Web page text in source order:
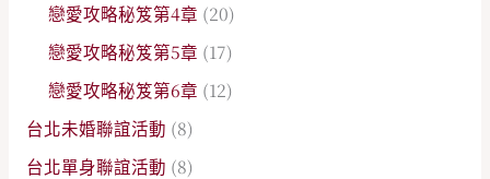
戀愛攻略秘笈第4章 (20)
戀愛攻略秘笈第5章 (17)
戀愛攻略秘笈第6章 (12)
台北未婚聯誼活動 (8)
台北單身聯誼活動 (8)